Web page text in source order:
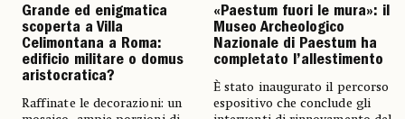
Grande ed enigmatica
scoperta a Villa
Celimontana a Roma:
edificio militare o domus
aristocratica?
Raffinate le decorazioni: un
«Paestum fuori le mura»: il
Museo Archeologico
Nazionale di Paestum ha
completato l’allestimento
È stato inaugurato il percorso
espositivo che conclude gli